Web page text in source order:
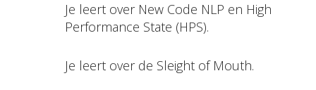
Je leert over New Code NLP en High
Performance State (HPS).
Je leert over de Sleight of Mouth.